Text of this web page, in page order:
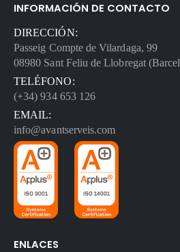
INFORMACIÓN DE CONTACTO
DIRECCIÓN:
Passeig Compte de Vilardaga, 99
08980 Sant Feliu de Llobregat
TELÉFONO:
(+34) 934 653 126
EMAIL:
info@avantserveis.com
ENLACES